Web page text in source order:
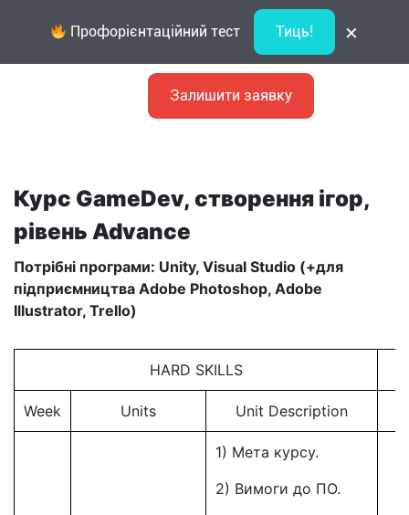
Профорієнтаційний тест Тиць! ×
Залишити заявку
Курс GameDev, створення ігор,
рівень Advance
Потрібні програми: Unity, Visual Studio (+для
підприємництва Adobe Photoshop, Adobe
Illustrator, Trello)
HARD SKILLS
Week Units Unit Description
1) Мета курсу.
2) Вимоги до ПО.